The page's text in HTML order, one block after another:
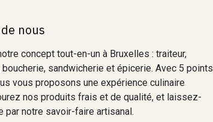
nous
concept tout-en-un à Bruxelles : traiteur,
boucherie, sandwicherie et épicerie. Avec 5 points
vous proposons une expérience culinaire
nos produits frais et de qualité, et laissez-
par notre savoir-faire artisanal.